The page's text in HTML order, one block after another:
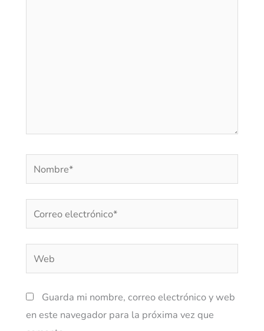
Nombre*
Correo
electrónico*
Web
Guarda mi nombre, correo electrónico y web
en este navegador para la próxima vez que